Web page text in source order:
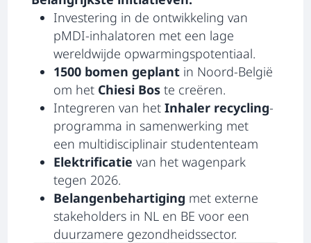
Investering in de ontwikkeling van
pMDI-inhalatoren met een lage
wereldwijde opwarmingspotentiaal.
1500 bomen geplant in Noord-België
om het Chiesi Bos te creëren.
Integreren van het Inhaler recycling-
programma in samenwerking met
een multidisciplinair studententeam
Elektrificatie van het wagenpark
tegen 2026.
Belangenbehartiging met externe
stakeholders in NL en BE voor een
duurzamere gezondheidssector.